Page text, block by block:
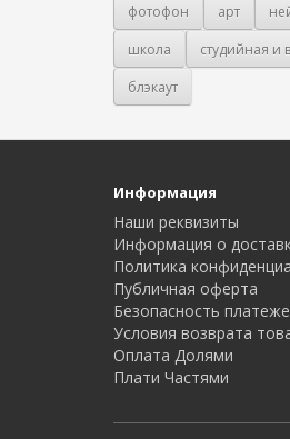
фотофон арт
школа
студийная и
блэкаут
Информация
Наши реквизиты
Информация о
Политика
Публичная оферта
Безопасность
Условия возврата
Оплата Долями
Плати Частями